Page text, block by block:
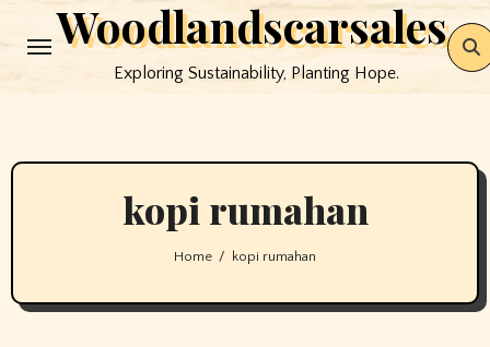
to
Woodlandscarsales
Exploring Sustainability, Planting Hope.
kopi rumahan
Home kopi rumahan